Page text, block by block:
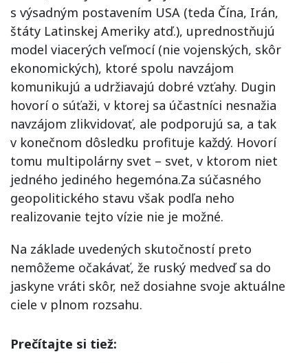
s výsadným postavením USA (teda Čína, Irán,
štáty Latinskej Ameriky atď.), uprednostňujú
model viacerých veľmocí (nie vojenských, skôr
ekonomických), ktoré spolu navzájom
komunikujú a udržiavajú dobré vzťahy. Dugin
hovorí o súťaži, v ktorej sa účastníci nesnažia
navzájom zlikvidovať, ale podporujú sa, a tak
v konečnom dôsledku profituje každý. Hovorí
tomu multipolárny svet – svet, v ktorom niet
jedného jediného hegemóna.Za súčasného
geopolitického stavu však podľa neho
realizovanie tejto vízie nie je možné.
Na základe uvedených skutočností preto
nemôžeme očakávať, že ruský medveď sa do
jaskyne vráti skôr, než dosiahne svoje aktuálne
ciele v plnom rozsahu.
Prečítajte si tiež: